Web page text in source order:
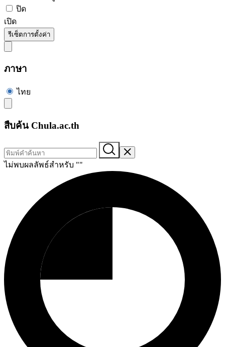
ปิด
เปิด
รีเซ็ตการตั้งค่า
ภาษา
ไทย
สืบค้น Chula.ac.th
ไม่พบผลลัพธ์สำหรับ ""